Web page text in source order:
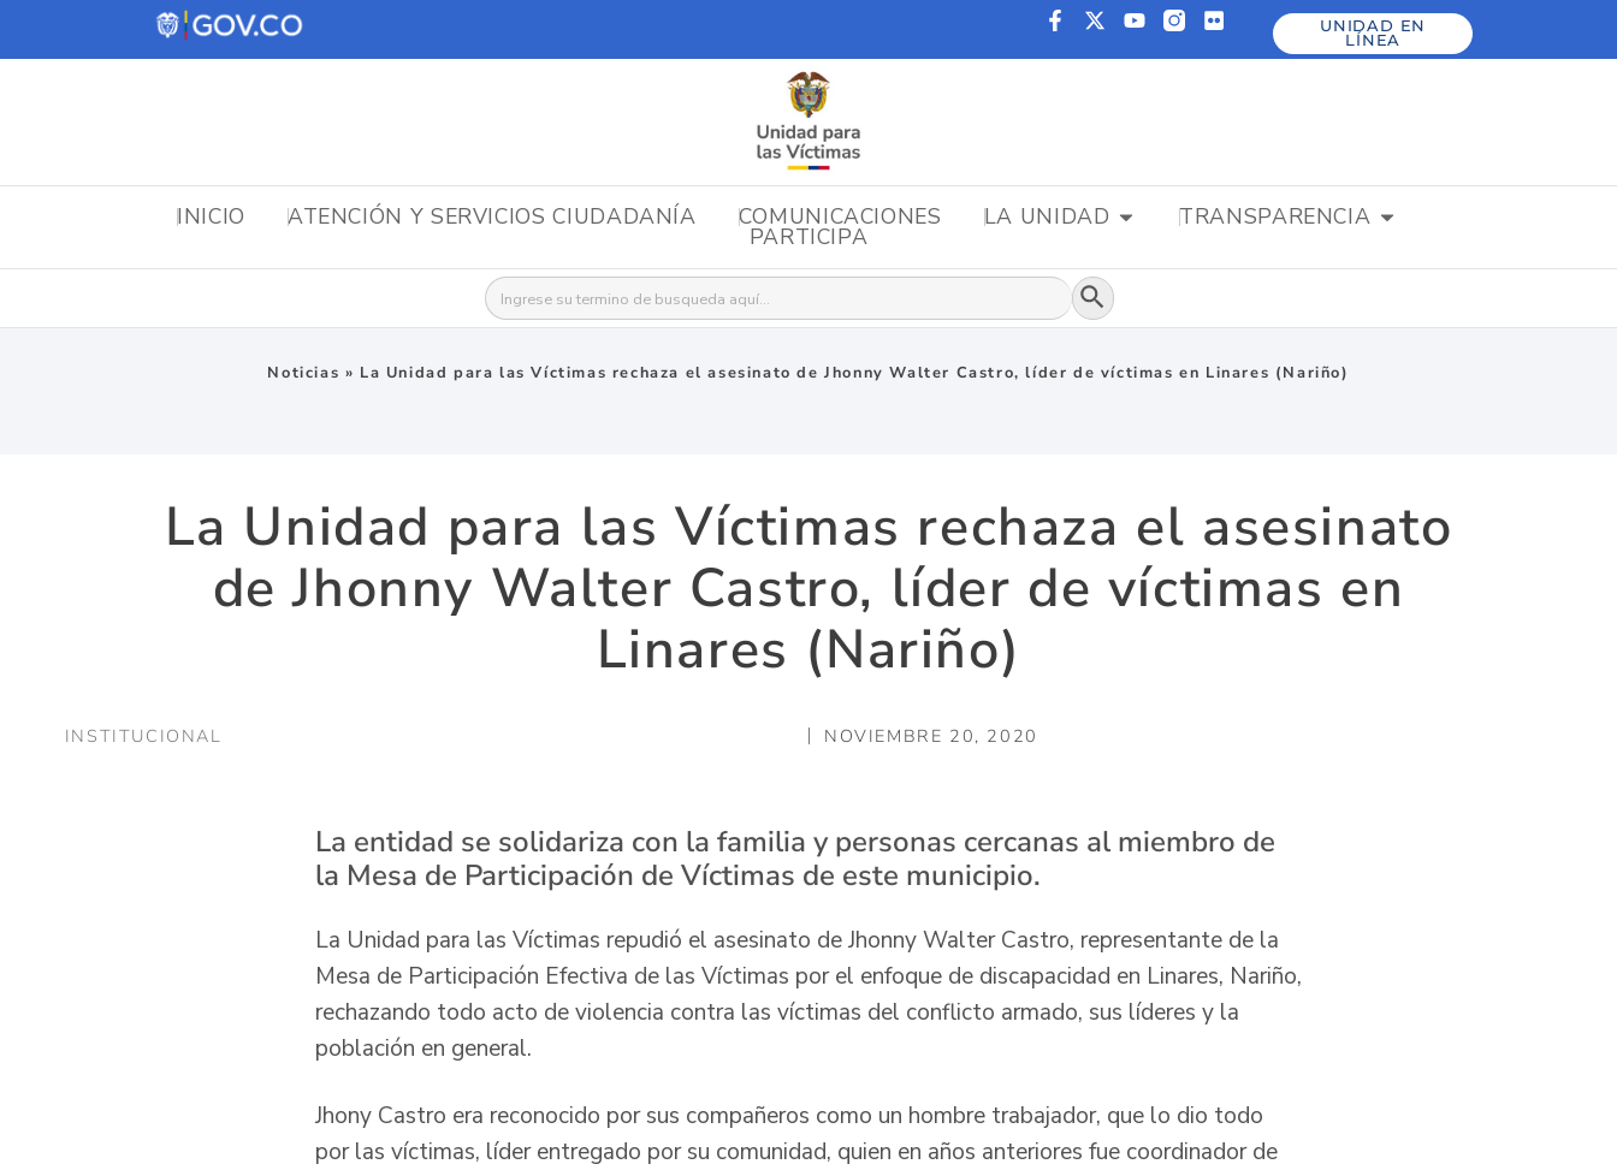
UNIDAD EN
LÍNEA
INICIO ATENCIÓN Y SERVICIOS CIUDADANÍA COMUNICACIONES LA UNIDAD TRANSPARENCIA
PARTICIPA
Buscar: Botón de búsqueda
Noticias » La Unidad para las Víctimas rechaza el asesinato de Jhonny Walter Castro, líder de víctimas en Linares (Nariño)
La Unidad para las Víctimas rechaza el asesinato
de Jhonny Walter Castro, líder de víctimas en
Linares (Nariño)
INSTITUCIONAL NOVIEMBRE 20, 2020
La entidad se solidariza con la familia y personas cercanas al miembro de
la Mesa de Participación de Víctimas de este municipio.
La Unidad para las Víctimas repudió el asesinato de Jhonny Walter Castro, representante de la
Mesa de Participación Efectiva de las Víctimas por el enfoque de discapacidad en Linares, Nariño,
rechazando todo acto de violencia contra las víctimas del conflicto armado, sus líderes y la
población en general.
Jhony Castro era reconocido por sus compañeros como un hombre trabajador, que lo dio todo
por las víctimas, líder entregado por su comunidad, quien en años anteriores fue coordinador de